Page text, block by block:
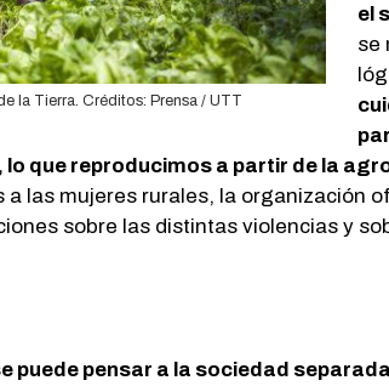
la Tierra. Créditos: Prensa / UTT
el
se
que reproducimos a partir de la
a las mujeres rurales, la organización
sobre las distintas violencias y
puede pensar a la sociedad